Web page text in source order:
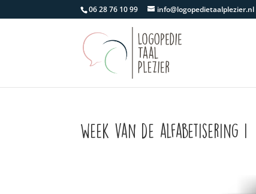
06 28 76 10 99 info@logopedietaalplezier.nl
week van de alfabetisering 1